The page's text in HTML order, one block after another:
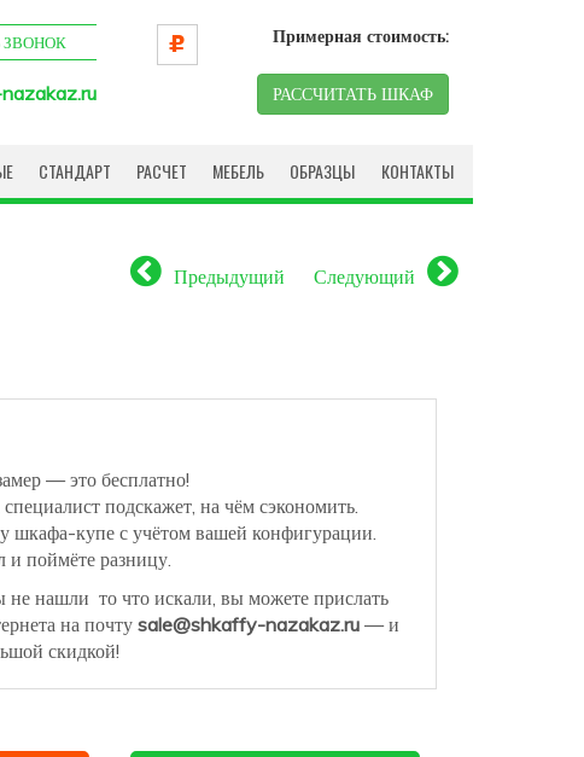
ЗВОНОК Примерная стоимость:
РАССЧИТАТЬ ШКАФ
СТАНДАРТ РАСЧЕТ МЕБЕЛЬ ОБРАЗЦЫ КОНТАКТЫ
Предыдущий Следующий
— это бесплатно!
подскажет, на чём сэкономить.
шкафа-купе с учётом вашей конфигурации.
поймёте разницу.
не нашли то что искали, вы можете прислать
на почтуsale@shkaffy-nazakaz.ru — и
скидкой!